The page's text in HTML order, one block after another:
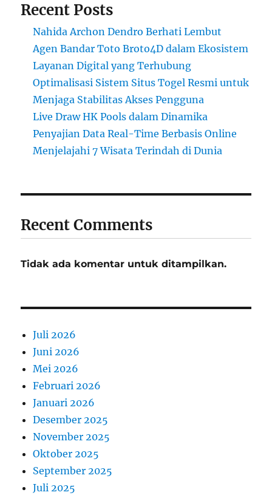
Recent Posts
Nahida Archon Dendro Berhati Lembut
Agen Bandar Toto Broto4D dalam Ekosistem
Layanan Digital yang Terhubung
Optimalisasi Sistem Situs Togel Resmi untuk
Menjaga Stabilitas Akses Pengguna
Live Draw HK Pools dalam Dinamika
Penyajian Data Real-Time Berbasis Online
Menjelajahi 7 Wisata Terindah di Dunia
Recent Comments
Tidak ada komentar untuk ditampilkan.
Juli 2026
Juni 2026
Mei 2026
Februari 2026
Januari 2026
Desember 2025
November 2025
Oktober 2025
September 2025
Juli 2025